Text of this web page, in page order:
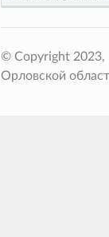
© Copyright 2023,
Орловской